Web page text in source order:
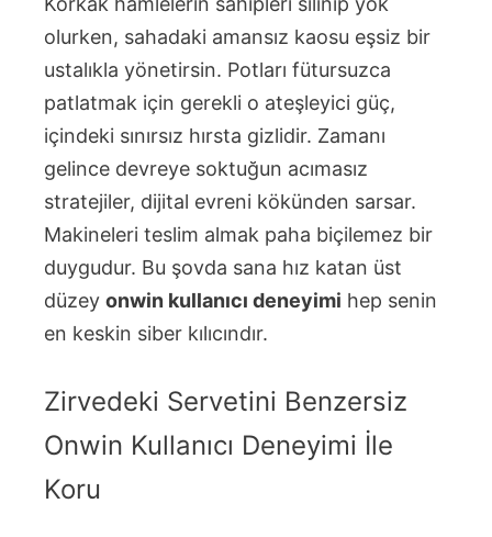
olurken, sahadaki amansız kaosu eşsiz bir
ustalıkla yönetirsin. Potları fütursuzca
patlatmak için gerekli o ateşleyici güç,
içindeki sınırsız hırsta gizlidir. Zamanı
gelince devreye soktuğun acımasız
stratejiler, dijital evreni kökünden sarsar.
Makineleri teslim almak paha biçilemez bir
duygudur. Bu şovda sana hız katan üst
düzey onwin kullanıcı deneyimi hep senin
en keskin siber kılıcındır.
Zirvedeki Servetini Benzersiz
Onwin Kullanıcı Deneyimi İle
Koru